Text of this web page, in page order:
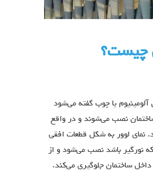
چیست؟
یا چوب گفته می‌شود
نصب می‌شوند و در واقع
نمای لوور به شکل قطعات افقی
نورگیر باشد نصب می‌شود و از
ساختمان جلوگیری می‌کند.